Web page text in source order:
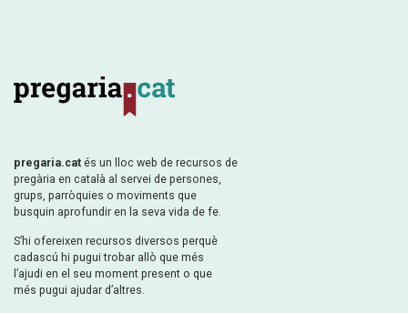
pregaria.cat és un lloc web de recursos de
pregària en català al servei de persones,
grups, parròquies o moviments que
busquin aprofundir en la seva vida de fe.
S’hi ofereixen recursos diversos perquè
cadascú hi pugui trobar allò que més
l’ajudi en el seu moment present o que
més pugui ajudar d’altres.